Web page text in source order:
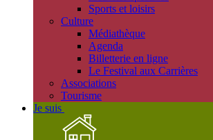
Sports et loisirs
Culture
Médiathèque
Agenda
Billetterie en ligne
Le Festival aux Carrières
Associations
Tourisme
Je suis